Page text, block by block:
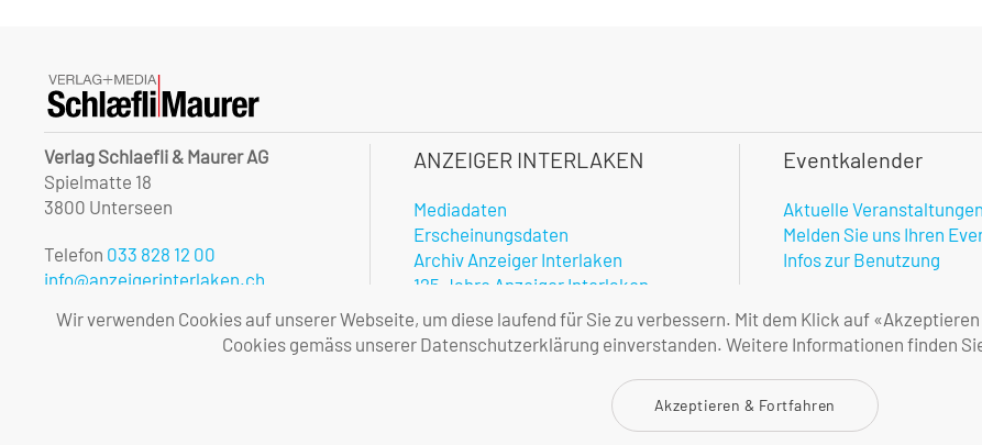
Verlag Schlaefli & Maurer AG
Spielmatte 18
3800 Unterseen
Telefon 033 828 12 00
info@anzeigerinterlaken.ch
Unsere Öffnungszeiten:
ANZEIGER INTERLAKEN
Mediadaten
Erscheinungsdaten
Archiv Anzeiger Interlaken
125 Jahre Anzeiger Interlaken
Onlinerechner
Notfalldienste
Vorteile amtlicher Anzeiger
Allgemeine Geschäftsbedingungen
Eventkalender
Aktuelle Veranstaltungen
Melden Sie uns Ihren
Infos zur Benutzung
Wir verwenden Cookies auf unserer Webseite, um diese laufend für Sie zu verbessern. Mit dem Klick auf
Cookies gemäss unserer Datenschutzerklärung einverstanden. Weitere Informationen finden
Akzeptieren & Fortfahren